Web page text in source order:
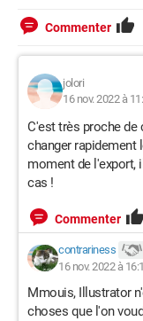
Commenter
jolori
16 nov. 2022 à
C'est très proche de
changer rapidement
moment de l'export,
cas !
Commenter
contrariness
16 nov. 2022 à
Mmouis, Illustrator
choses que l'on